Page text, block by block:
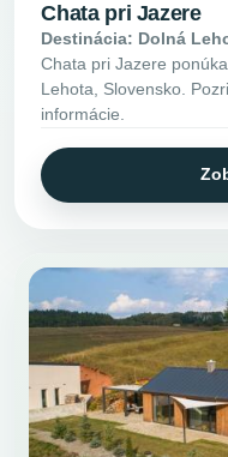
Chata pri Jazere
Destinácia: Dolná
Chata pri Jazere
Lehota, Slovensko.
informácie.